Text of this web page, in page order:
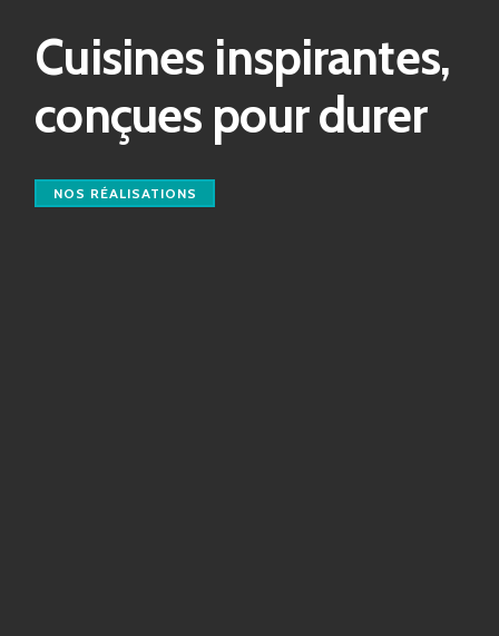
Cuisines inspirantes,
conçues pour durer
NOS RÉALISATIONS